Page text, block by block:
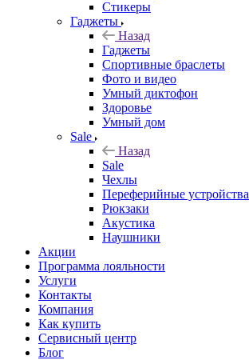
Стикеры
Гаджеты
Назад
Гаджеты
Спортивные браслеты
Фото и видео
Умный диктофон
Здоровье
Умный дом
Sale
Назад
Sale
Чехлы
Переферийные устройства
Рюкзаки
Акустика
Наушники
Акции
Программа лояльности
Услуги
Контакты
Компания
Как купить
Сервисный центр
Блог